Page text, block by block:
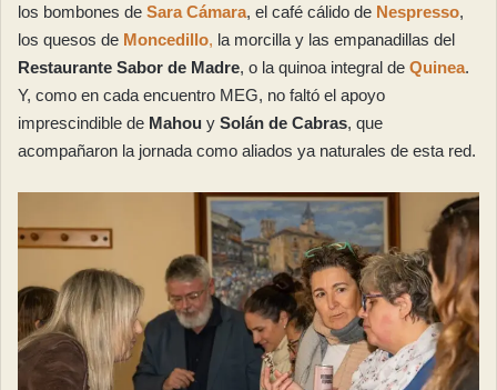
los bombones de Sara Cámara, el café cálido de Nespresso,
los quesos de Moncedillo, la morcilla y las empanadillas del
Restaurante Sabor de Madre, o la quinoa integral de Quinea.
Y, como en cada encuentro MEG, no faltó el apoyo
imprescindible de Mahou y Solán de Cabras, que
acompañaron la jornada como aliados ya naturales de esta red.